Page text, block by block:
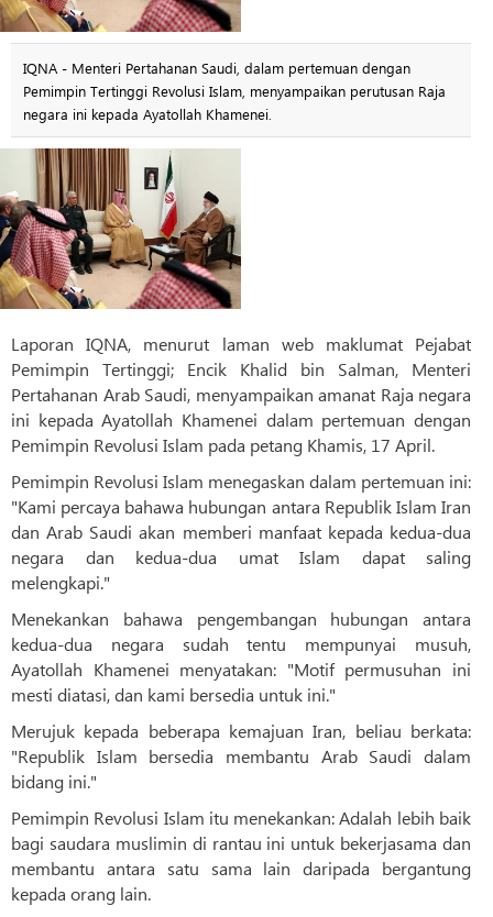
IQNA - Menteri Pertahanan Saudi, dalam pertemuan dengan
Pemimpin Tertinggi Revolusi Islam, menyampaikan perutusan Raja
negara ini kepada Ayatollah Khamenei.
Laporan IQNA, menurut laman web maklumat Pejabat
Pemimpin Tertinggi; Encik Khalid bin Salman, Menteri
Pertahanan Arab Saudi, menyampaikan amanat Raja negara
ini kepada Ayatollah Khamenei dalam pertemuan dengan
Pemimpin Revolusi Islam pada petang Khamis, 17 April.
Pemimpin Revolusi Islam menegaskan dalam pertemuan ini:
"Kami percaya bahawa hubungan antara Republik Islam Iran
dan Arab Saudi akan memberi manfaat kepada kedua-dua
negara dan kedua-dua umat Islam dapat saling
melengkapi."
Menekankan bahawa pengembangan hubungan antara
kedua-dua negara sudah tentu mempunyai musuh,
Ayatollah Khamenei menyatakan: "Motif permusuhan ini
mesti diatasi, dan kami bersedia untuk ini."
Merujuk kepada beberapa kemajuan Iran, beliau berkata:
"Republik Islam bersedia membantu Arab Saudi dalam
bidang ini."
Pemimpin Revolusi Islam itu menekankan: Adalah lebih baik
bagi saudara muslimin di rantau ini untuk bekerjasama dan
membantu antara satu sama lain daripada bergantung
kepada orang lain.